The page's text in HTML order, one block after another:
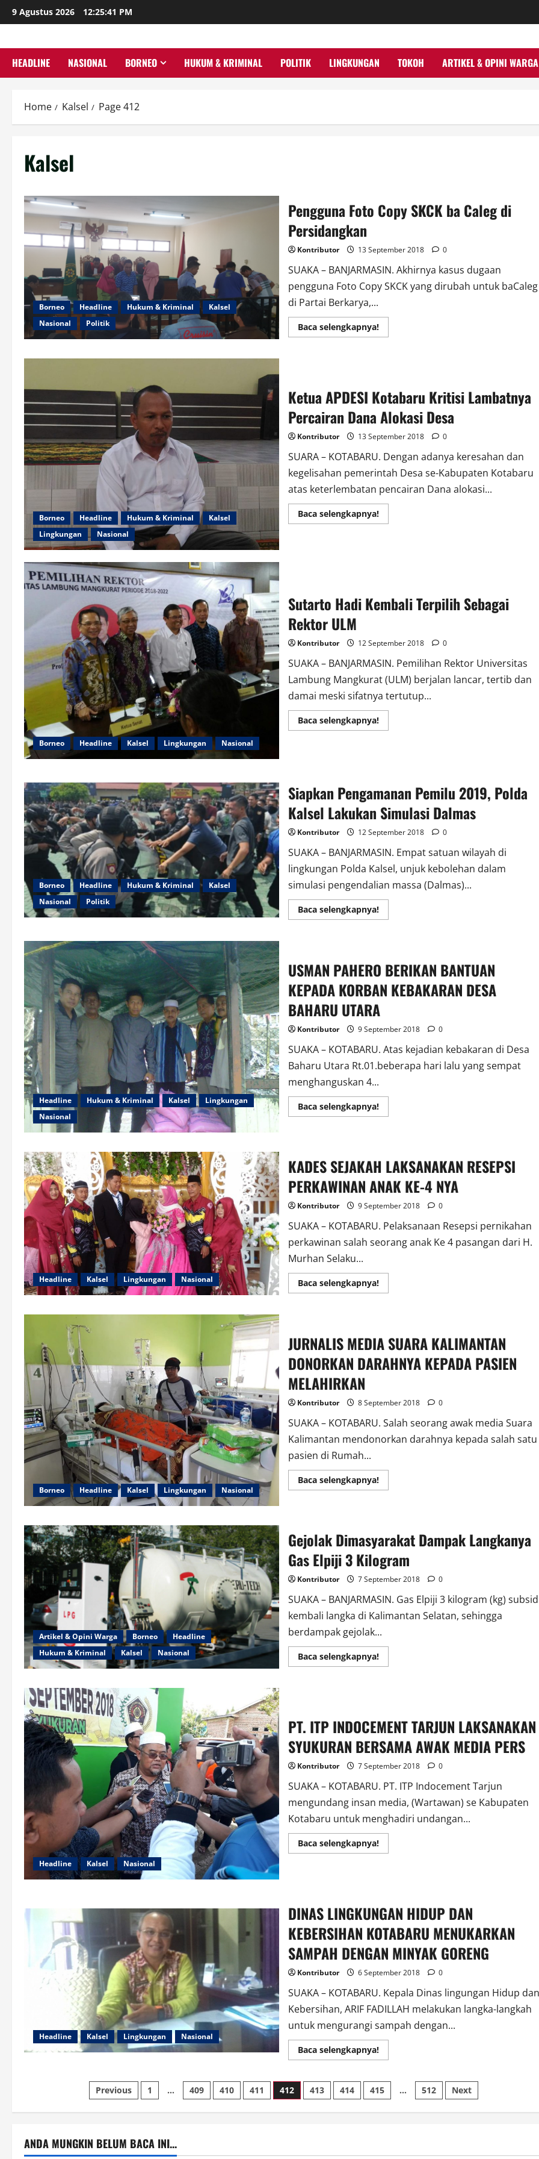
Skip
to
9 Agustus 2026 12:25:43 PM
HEADLINE NASIONAL BORNEO HUKUM & KRIMINAL POLITIK LINGKUNGAN TOKOH ARTIKEL & OPINI WARGA
Home Kalsel Page 412
Kalsel
Borneo Headline Hukum & Kriminal
Kalsel
Nasional
Politik
Pengguna Foto Copy SKCK ba Caleg di
Persidangkan
Kontributor 13 September 2018 0
SUAKA – BANJARMASIN. Akhirnya kasus dugaan
pengguna Foto Copy SKCK yang dirubah untuk baCaleg
di Partai Berkarya,...
Baca selengkapnya!Read
more
Caleg
di
Persidangkan
Borneo Headline Hukum & Kriminal
Kalsel
Lingkungan
Nasional
Ketua APDESI Kotabaru Kritisi Lambatnya
Percairan Dana Alokasi Desa
Kontributor 13 September 2018 0
SUARA – KOTABARU. Dengan adanya keresahan dan
kegelisahan pemerintah Desa se-Kabupaten Kotabaru
atas keterlembatan pencairan Dana alokasi...
Baca selengkapnya!Read
more
Alokasi
Desa
Borneo Headline Kalsel Lingkungan Nasional
Sutarto Hadi Kembali Terpilih Sebagai
Rektor ULM
Kontributor 12 September 2018 0
SUAKA – BANJARMASIN. Pemilihan Rektor Universitas
Lambung Mangkurat (ULM) berjalan lancar, tertib dan
damai meski sifatnya tertutup...
Baca selengkapnya!Read
more
ULM
Borneo Headline Hukum & Kriminal
Kalsel
Nasional
Politik
Siapkan Pengamanan Pemilu 2019, Polda
Kalsel Lakukan Simulasi Dalmas
Kontributor 12 September 2018 0
SUAKA – BANJARMASIN. Empat satuan wilayah di
lingkungan Polda Kalsel, unjuk kebolehan dalam
simulasi pengendalian massa (Dalmas)...
Baca selengkapnya!Read
more
Polda
Kalsel
Lakukan
Simulasi
Headline Hukum & Kriminal Kalsel
Lingkungan
Nasional
USMAN PAHERO BERIKAN BANTUAN
KEPADA KORBAN KEBAKARAN DESA
BAHARU UTARA
Kontributor 9 September 2018 0
SUAKA – KOTABARU. Atas kejadian kebakaran di Desa
Baharu Utara Rt.01.beberapa hari lalu yang sempat
menghanguskan 4...
Baca selengkapnya!Read
more
KEPADA
KORBAN
KEBAKARAN
DESA
UTARA
Headline Kalsel Lingkungan Nasional
KADES SEJAKAH LAKSANAKAN RESEPSI
PERKAWINAN ANAK KE-4 NYA
Kontributor 9 September 2018 0
SUAKA – KOTABARU. Pelaksanaan Resepsi pernikahan
perkawinan salah seorang anak Ke 4 pasangan dari H.
Murhan Selaku...
Baca selengkapnya!Read
more
PERKAWINAN
ANAK
KE-
4
Borneo Headline Kalsel Lingkungan Nasional
JURNALIS MEDIA SUARA KALIMANTAN
DONORKAN DARAHNYA KEPADA PASIEN
MELAHIRKAN
Kontributor 8 September 2018 0
SUAKA – KOTABARU. Salah seorang awak media Suara
Kalimantan mendonorkan darahnya kepada salah satu
pasien di Rumah...
Baca selengkapnya!Read
more
DONORKAN
DARAHNYA
KEPADA
PASIEN
MELAHIRKAN
Artikel & Opini Warga Borneo
Headline
Hukum & Kriminal
Kalsel Nasional
Gejolak Dimasyarakat Dampak Langkanya
Gas Elpiji 3 Kilogram
Kontributor 7 September 2018 0
SUAKA – BANJARMASIN. Gas Elpiji 3 kilogram (kg)
kembali langka di Kalimantan Selatan, sehingga
berdampak gejolak...
Baca selengkapnya!Read
more
Elpiji
3
Kilogram
Headline Kalsel Nasional
PT. ITP INDOCEMENT TARJUN LAKSANAKAN
SYUKURAN BERSAMA AWAK MEDIA PERS
Kontributor 7 September 2018 0
SUAKA – KOTABARU. PT. ITP Indocement Tarjun
mengundang insan media, (Wartawan) se Kabupaten
Kotabaru untuk menghadiri undangan...
Baca selengkapnya!Read
more
SYUKURAN
BERSAMA
AWAK
MEDIA
PERS
Headline Kalsel Lingkungan Nasional
DINAS LINGKUNGAN HIDUP DAN
KEBERSIHAN KOTABARU MENUKARKAN
SAMPAH DENGAN MINYAK GORENG
Kontributor 6 September 2018 0
SUAKA – KOTABARU. Kepala Dinas lingungan Hidup dan
Kebersihan, ARIF FADILLAH melakukan langka-langkah
untuk mengurangi sampah dengan...
Baca selengkapnya!Read
more
LINGKUNGAN
HIDUP
DAN
Paginasi
pos
Previous 1 … 409 410 411 412 413 414 415 … 512 Next
ANDA MUNGKIN BELUM BACA INI...